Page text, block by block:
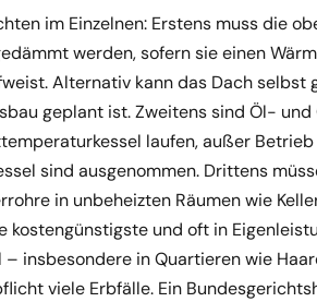
im Einzelnen: Erstens muss die
werden, sofern sie einen
Alternativ kann das Dach
geplant ist. Zweitens sind Öl-
laufen, außer
sind ausgenommen. Drittens
in unbeheizten Räumen wie
kostengünstigste und oft in
insbesondere in Quartieren wie
viele Erbfälle. Ein